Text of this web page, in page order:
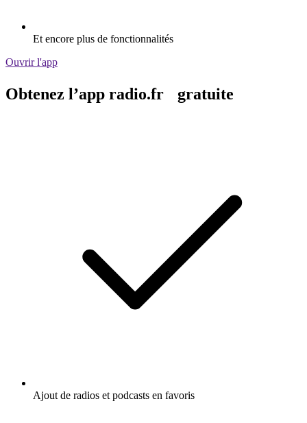
Et encore plus de fonctionnalités
Ouvrir l'app
Obtenez l’app radio.fr gratuite
Ajout de radios et podcasts en favoris